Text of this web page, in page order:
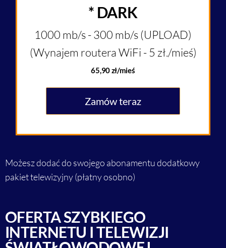
* DARK
1000 mb/s - 300 mb/s (UPLOAD)
(Wynajem routera WiFi - 5 zł./mieś)
65,90 zł/mieś
Zamów teraz
Możesz dodać do swojego abonamentu dodatkowy
pakiet telewizyjny (płatny osobno)
OFERTA SZYBKIEGO
INTERNETU I TELEWIZJI